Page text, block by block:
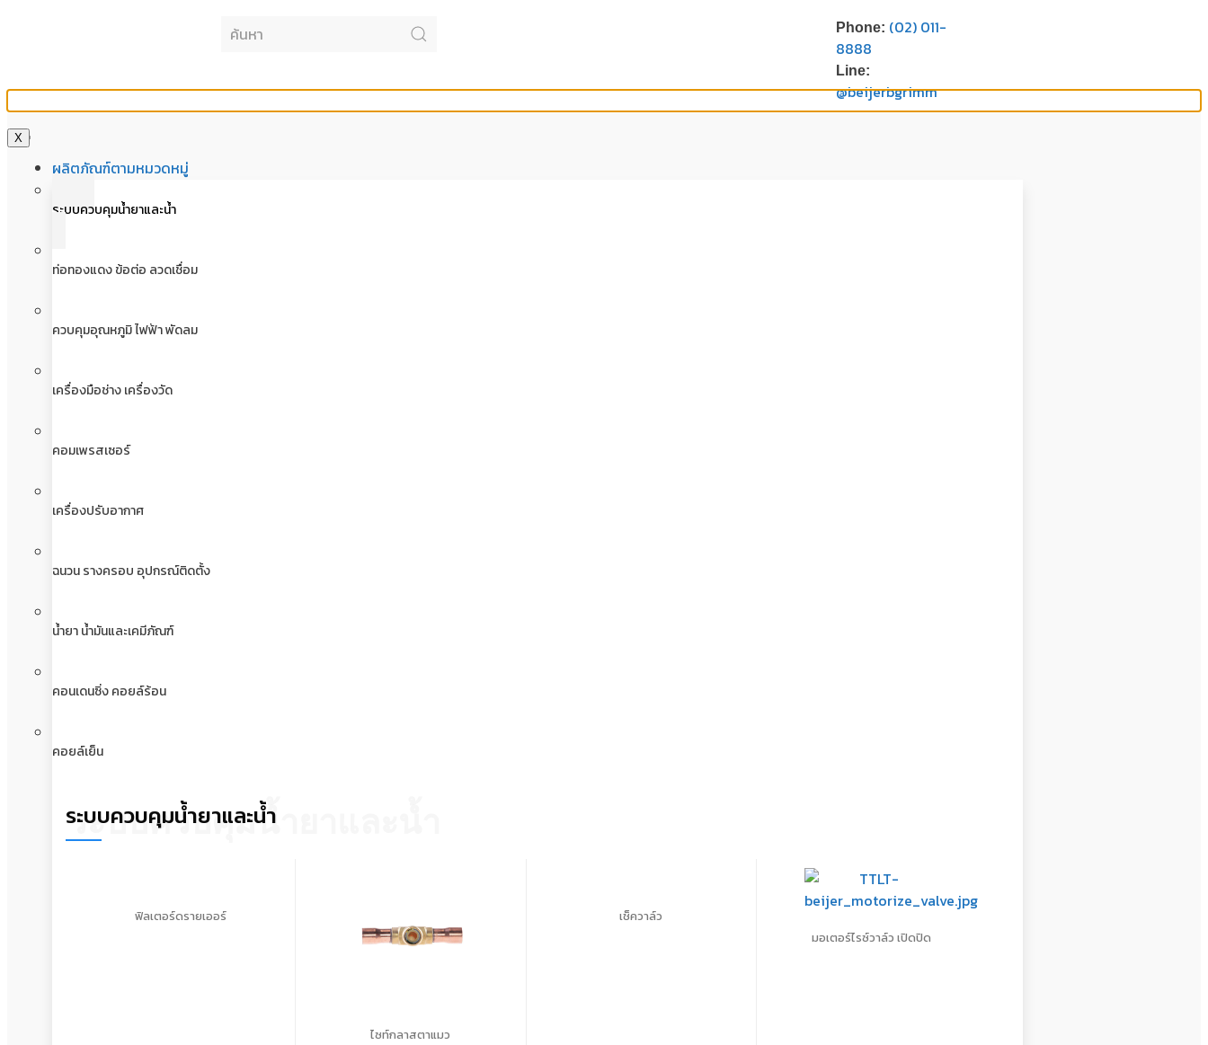
Phone: (02) 011-
8888
Line:
@beijerbgrimm
ผลิตภัณฑ์ตามหมวดหมู่
ระบบควบคุมน้ำยาและน้ำ
ท่อทองแดง ข้อต่อ ลวดเชื่อม
ควบคุมอุณหภูมิ ไฟฟ้า พัดลม
เครื่องมือช่าง เครื่องวัด
คอมเพรสเซอร์
เครื่องปรับอากาศ
ฉนวน รางครอบ อุปกรณ์ติดตั้ง
น้ำยา น้ำมันและเคมีภัณฑ์
คอนเดนซิ่ง คอยล์ร้อน
คอยล์เย็น
ระบบควบคุมน้ำยาและน้ำ
ระบบควบคุมน้ำยาและน้ำ
ฟิลเตอร์ดรายเออร์
ไซท์กลาสตาแมว
เช็ควาล์ว
มอเตอร์ไรซ์วาล์ว เปิดปิด
X